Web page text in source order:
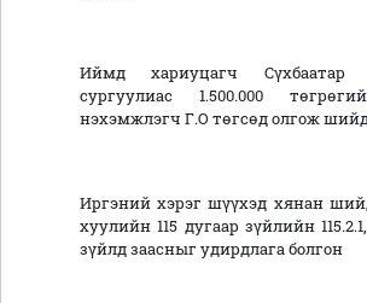
Иймд хариуцагч
сургуулиас 1.500.000
нэхэмжлэгч Г.О төгсөд олгож
Иргэний хэрэг шүүхэд хянан
хуулийн 115 дугаар зүйлийн 115.2.1,
зүйлд заасныг удирдлага болгон